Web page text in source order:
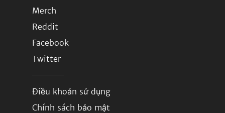
Merch
Reddit
Facebook
Twitter
Điều khoản sử dụng
Chính sách bảo mật